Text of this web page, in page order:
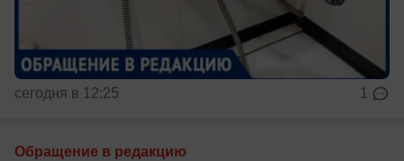
сегодня в 12:25 1
Обращение в редакцию